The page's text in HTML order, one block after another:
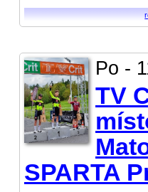
Po -
TV
SPARTA